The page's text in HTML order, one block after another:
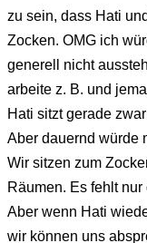
zu sein, dass Hati
Zocken. OMG ich
generell nicht
arbeite z. B. und
Hati sitzt gerade
Aber dauernd würde
Wir sitzen zum
Räumen. Es fehlt
Aber wenn Hati
wir können uns